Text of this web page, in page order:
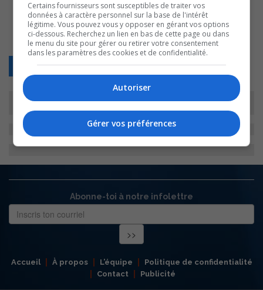
Retour
Abonne-toi à notre infolettre
Accueil À propos L’équipe
Politique de confidentialité
Contact
Publicité
Certains fournisseurs sont susceptibles de traiter vos
données à caractère personnel sur la base de l'intérêt
légitime. Vous pouvez vous y opposer en gérant vos options
ci-dessous. Recherchez un lien en bas de cette page ou dans
le menu du site pour gérer ou retirer votre consentement
dans les paramètres des cookies et de confidentialité.
Autoriser
Gérer vos préférences